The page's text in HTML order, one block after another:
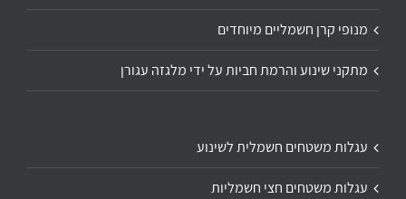
מנופי קרן חשמליים מיוחדים
מתקני שינוע והרמת חביות על ידי מלגזה עגורן
עגלות משטחים חשמלית לשינוע
עגלות משטחים חצי חשמליות